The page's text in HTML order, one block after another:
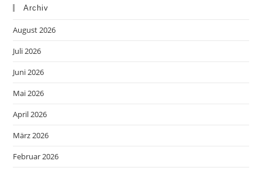
Archiv
August 2026
Juli 2026
Juni 2026
Mai 2026
April 2026
März 2026
Februar 2026